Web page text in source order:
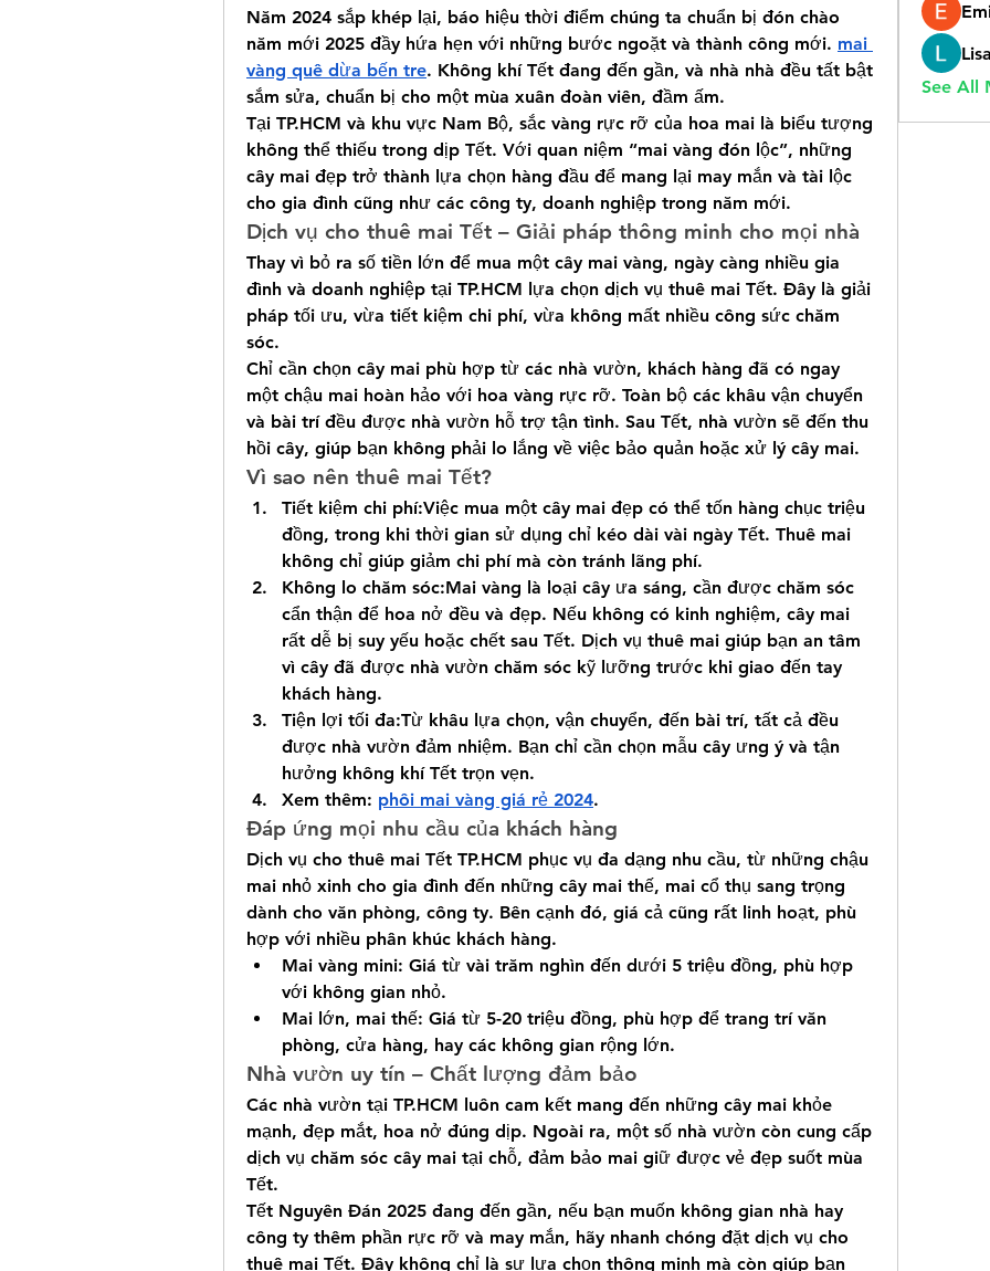
Năm 2024 sắp khép lại, báo hiệu thời điểm chúng ta chuẩn bị đón chào
năm mới 2025 đầy hứa hẹn với những bước ngoặt và thành công mới. mai
vàng quê dừa bến tre. Không khí Tết đang đến gần, và nhà nhà đều tất bật
sắm sửa, chuẩn bị cho một mùa xuân đoàn viên, đầm ấm.
Tại TP.HCM và khu vực Nam Bộ, sắc vàng rực rỡ của hoa mai là biểu tượng
không thể thiếu trong dịp Tết. Với quan niệm “mai vàng đón lộc”, những
cây mai đẹp trở thành lựa chọn hàng đầu để mang lại may mắn và tài lộc
cho gia đình cũng như các công ty, doanh nghiệp trong năm mới.
Dịch vụ cho thuê mai Tết – Giải pháp thông minh cho mọi nhà
Thay vì bỏ ra số tiền lớn để mua một cây mai vàng, ngày càng nhiều gia
đình và doanh nghiệp tại TP.HCM lựa chọn dịch vụ thuê mai Tết. Đây là giải
pháp tối ưu, vừa tiết kiệm chi phí, vừa không mất nhiều công sức chăm
sóc.
Chỉ cần chọn cây mai phù hợp từ các nhà vườn, khách hàng đã có ngay
một chậu mai hoàn hảo với hoa vàng rực rỡ. Toàn bộ các khâu vận chuyển
và bài trí đều được nhà vườn hỗ trợ tận tình. Sau Tết, nhà vườn sẽ đến thu
hồi cây, giúp bạn không phải lo lắng về việc bảo quản hoặc xử lý cây mai.
Vì sao nên thuê mai Tết?
Tiết kiệm chi phí:Việc mua một cây mai đẹp có thể tốn hàng chục triệu
đồng, trong khi thời gian sử dụng chỉ kéo dài vài ngày Tết. Thuê mai
không chỉ giúp giảm chi phí mà còn tránh lãng phí.
Không lo chăm sóc:Mai vàng là loại cây ưa sáng, cần được chăm sóc
cẩn thận để hoa nở đều và đẹp. Nếu không có kinh nghiệm, cây mai
rất dễ bị suy yếu hoặc chết sau Tết. Dịch vụ thuê mai giúp bạn an tâm
vì cây đã được nhà vườn chăm sóc kỹ lưỡng trước khi giao đến tay
khách hàng.
Tiện lợi tối đa:Từ khâu lựa chọn, vận chuyển, đến bài trí, tất cả đều
được nhà vườn đảm nhiệm. Bạn chỉ cần chọn mẫu cây ưng ý và tận
hưởng không khí Tết trọn vẹn.
Xem thêm: phôi mai vàng giá rẻ 2024.
Đáp ứng mọi nhu cầu của khách hàng
Dịch vụ cho thuê mai Tết TP.HCM phục vụ đa dạng nhu cầu, từ những chậu
mai nhỏ xinh cho gia đình đến những cây mai thế, mai cổ thụ sang trọng
dành cho văn phòng, công ty. Bên cạnh đó, giá cả cũng rất linh hoạt, phù
hợp với nhiều phân khúc khách hàng.
Mai vàng mini: Giá từ vài trăm nghìn đến dưới 5 triệu đồng, phù hợp
với không gian nhỏ.
Mai lớn, mai thế: Giá từ 5-20 triệu đồng, phù hợp để trang trí văn
phòng, cửa hàng, hay các không gian rộng lớn.
Nhà vườn uy tín – Chất lượng đảm bảo
Các nhà vườn tại TP.HCM luôn cam kết mang đến những cây mai khỏe
mạnh, đẹp mắt, hoa nở đúng dịp. Ngoài ra, một số nhà vườn còn cung cấp
dịch vụ chăm sóc cây mai tại chỗ, đảm bảo mai giữ được vẻ đẹp suốt mùa
Tết.
Tết Nguyên Đán 2025 đang đến gần, nếu bạn muốn không gian nhà hay
công ty thêm phần rực rỡ và may mắn, hãy nhanh chóng đặt dịch vụ cho
thuê mai Tết. Đây không chỉ là sự lựa chọn thông minh mà còn giúp bạn
See All